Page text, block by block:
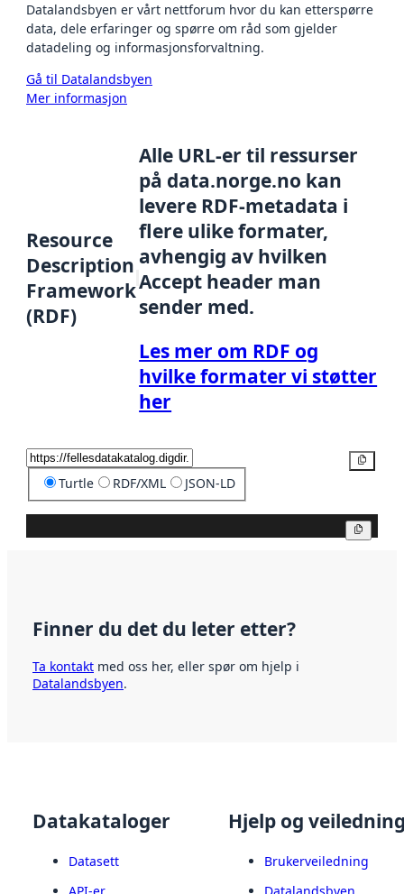
Datalandsbyen er vårt nettforum hvor du kan etterspørre
data, dele erfaringer og spørre om råd som gjelder
datadeling og informasjonsforvaltning.
Gå til Datalandsbyen
Mer informasjon
Resource
Description
Framework
(RDF)
Alle URL-er til ressurser
på data.norge.no kan
levere RDF-metadata i
flere ulike formater,
avhengig av hvilken
Accept header man
sender med.
Les mer om RDF og
hvilke formater vi støtter
her
Turtle RDF/XML JSON-LD
Finner du det du leter etter?
Ta kontakt med oss her, eller spør om hjelp i
Datalandsbyen.
Datakataloger
Datasett
Hjelp og
Brukerveiledning